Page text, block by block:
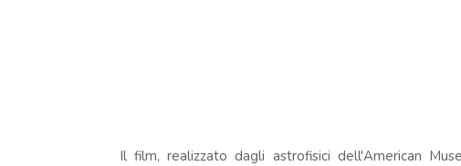
Il film, realizzato dagli astrofisici dell'American